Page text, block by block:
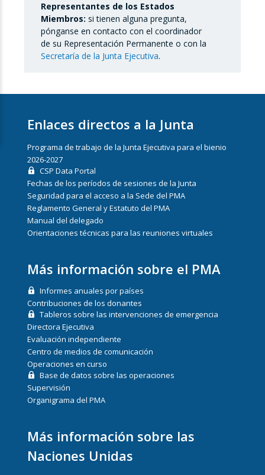
Representantes de los Estados
Miembros: si tienen alguna pregunta,
pónganse en contacto con el coordinador
de su Representación Permanente o con la
Secretaría de la Junta Ejecutiva.
Enlaces directos a la Junta
Programa de trabajo de la Junta Ejecutiva para el bienio
2026-2027
CSP Data Portal
Fechas de los períodos de sesiones de la Junta
Seguridad para el acceso a la Sede del PMA
Reglamento General y Estatuto del PMA
Manual del delegado
Orientaciones técnicas para las reuniones virtuales
Más información sobre el PMA
Informes anuales por países
Contribuciones de los donantes
Tableros sobre las intervenciones de emergencia
Directora Ejecutiva
Evaluación independiente
Centro de medios de comunicación
Operaciones en curso
Base de datos sobre las operaciones
Supervisión
Organigrama del PMA
Más información sobre las
Naciones Unidas